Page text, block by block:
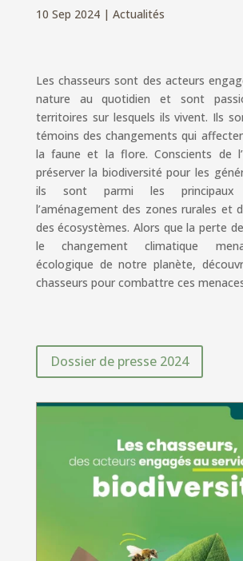
10 Sep 2024| Actualités
Les chasseurs sont des acteurs
nature au quotidien et sont
territoires sur lesquels ils vivent. Ils
témoins des changements qui
la faune et la flore. Conscients de
préserver la biodiversité pour les
ils sont parmi les principaux
l’aménagement des zones rurales et
des écosystèmes. Alors que la perte
le changement climatique
écologique de notre planète,
chasseurs pour combattre ces
Dossier de presse 2024